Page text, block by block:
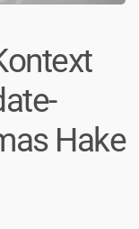
Hake